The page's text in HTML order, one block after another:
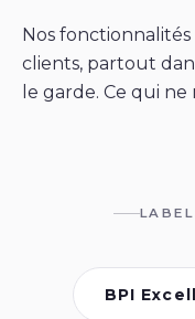
Nos
clients, partout
le garde. Ce qui
BPI